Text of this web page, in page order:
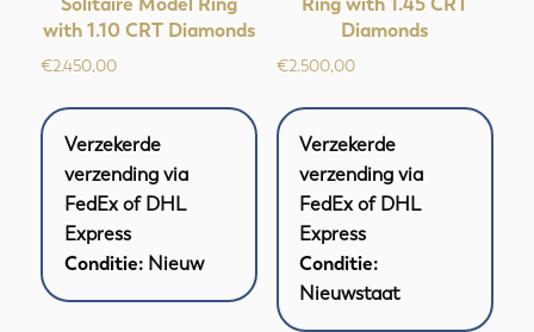
with 1.10 CRT Diamonds
€2.450,00
Verzekerde
verzending via
FedEx of DHL
Express
Conditie: Nieuw
Diamonds
€2.500,00
Verzekerde
verzending via
FedEx of DHL
Express
Conditie:
Nieuwstaat